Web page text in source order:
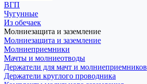
ВГП
Чугунные
Из обечаек
Молниезащита и заземление
Молниезащита и заземление
Молниеприемники
Мачты и молниеотводы
Держатели для мачт и молниеприемников
Держатели круглого проводника